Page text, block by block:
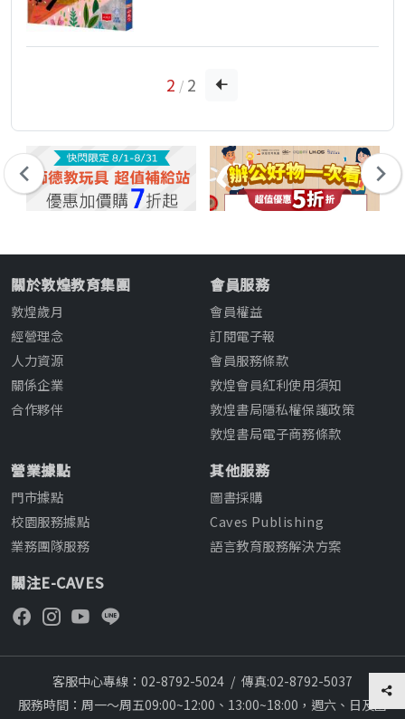
2 / 2
關於敦煌教育集團
敦煌歲月
經營理念
人力資源
關係企業
合作夥伴
會員服務
會員權益
訂閱電子報
會員服務條款
敦煌會員紅利使用須知
敦煌書局隱私權保護政策
敦煌書局電子商務條款
營業據點
門市據點
校園服務據點
業務團隊服務
其他服務
圖書採購
Caves Publishing
語言教育服務解決方案
關注E-CAVES
客服中心專線：02-8792-5024 / 傳真:02-8792-5037
服務時間：周一～周五09:00~12:00、13:00~18:00，週六、日及國